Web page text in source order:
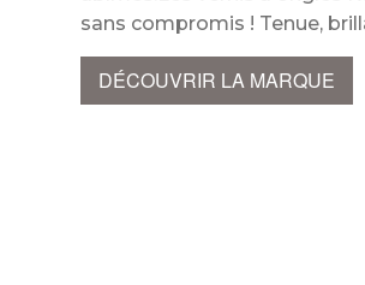
sans compromis ! Tenue,
DÉCOUVRIR LA MARQUE